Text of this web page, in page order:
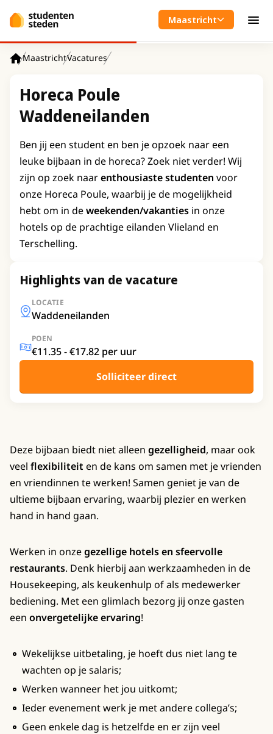
Maastricht
MaastrichtVacatures
Horeca Poule
Waddeneilanden
Ben jij een student en ben je opzoek naar een
leuke bijbaan in de horeca? Zoek niet verder! Wij
zijn op zoek naarenthousiaste studenten voor
onze Horeca Poule, waarbij je de mogelijkheid
hebt om in deweekenden/vakanties in onze
hotels op de prachtige eilanden Vlieland en
Terschelling.
Highlights van de vacature
LOCATIE
Waddeneilanden
POEN
€11.35 - €17.82 per uur
Solliciteer direct
Deze bijbaan biedt niet alleen gezelligheid, maar ook
veel flexibiliteit en de kans om samen met je vrienden
en vriendinnen te werken! Samen geniet je van de
ultieme bijbaan ervaring, waarbij plezier en werken
hand in hand gaan.
Werken in onzegezellige hotels en sfeervolle
restaurants. Denk hierbij aan werkzaamheden in de
Housekeeping, als keukenhulp of als medewerker
bediening. Met een glimlach bezorg jij onze gasten
een onvergetelijke ervaring!
Wekelijkse uitbetaling, je hoeft dus niet lang te
wachten op je salaris;
Werken wanneer het jou uitkomt;
Ieder evenement werk je met andere collega’s;
Geen enkele dag is hetzelfde en er zijn veel